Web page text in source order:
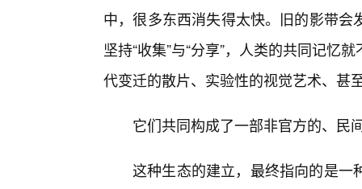
中，很多东西消失得太快。旧的影带
坚持“收集”与“分享”，人类的共同记忆
代变迁的散片、实验性的视觉艺术、甚
它们共同构成了一部非官方的、民
这种生态的建立，最终指向的是一